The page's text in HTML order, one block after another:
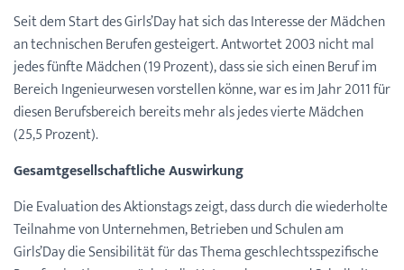
Seit dem Start des Girls’Day hat sich das Interesse der Mädchen
an technischen Berufen gesteigert. Antwortet 2003 nicht mal
jedes fünfte Mädchen (19 Prozent), dass sie sich einen Beruf im
Bereich Ingenieurwesen vorstellen könne, war es im Jahr 2011 für
diesen Berufsbereich bereits mehr als jedes vierte Mädchen
(25,5 Prozent).
Gesamtgesellschaftliche Auswirkung
Die Evaluation des Aktionstags zeigt, dass durch die wiederholte
Teilnahme von Unternehmen, Betrieben und Schulen am
Girls’Day die Sensibilität für das Thema geschlechtsspezifische